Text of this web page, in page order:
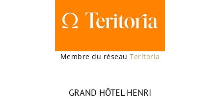
Membre du réseau Teritoria
GRAND HÔTEL HENRI